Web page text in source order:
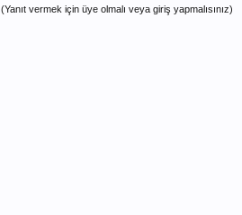
(Yanıt vermek için üye olmalı veya giriş yapmalısınız)